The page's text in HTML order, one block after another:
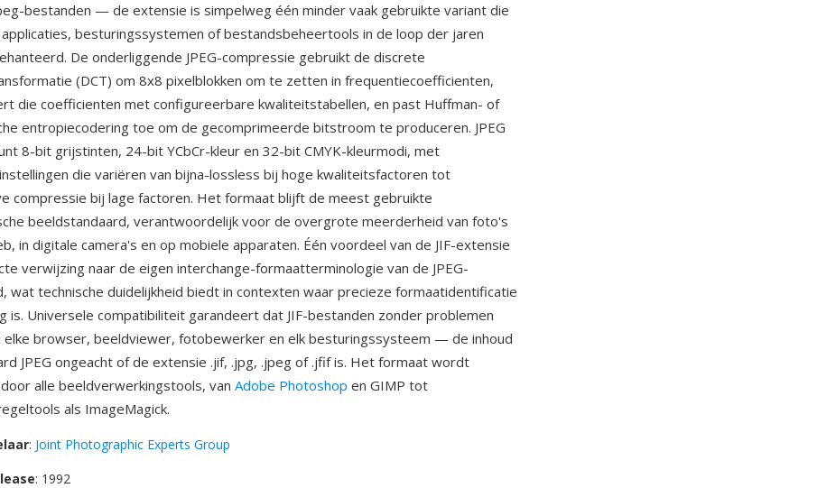
bestanden — de extensie is simpelweg één minder vaak gebruikte variant die
besturingssystemen of bestandsbeheertools in de loop der jaren
De onderliggende JPEG-compressie gebruikt de discrete
(DCT) om 8x8 pixelblokken om te zetten in frequentiecoefficienten,
die coefficienten met configureerbare kwaliteitstabellen, en past Huffman- of
entropiecodering toe om de gecomprimeerde bitstroom te produceren. JPEG
8-bit grijstinten, 24-bit YCbCr-kleur en 32-bit CMYK-kleurmodi, met
die variëren van bijna-lossless bij hoge kwaliteitsfactoren tot
compressie bij lage factoren. Het formaat blijft de meest gebruikte
beeldstandaard, verantwoordelijk voor de overgrote meerderheid van foto's
in digitale camera's en op mobiele apparaten. Één voordeel van de JIF-extensie
verwijzing naar de eigen interchange-formaatterminologie van de JPEG-
wat technische duidelijkheid biedt in contexten waar precieze formaatidentificatie
is. Universele compatibiliteit garandeert dat JIF-bestanden zonder problemen
elke browser, beeldviewer, fotobewerker en elk besturingssysteem — de inhoud
JPEG ongeacht of de extensie .jif, .jpg, .jpeg of .jfif is. Het formaat wordt
alle beeldverwerkingstools, van Adobe Photoshop en GIMP tot
als ImageMagick.
: Joint Photographic Experts Group
: 1992